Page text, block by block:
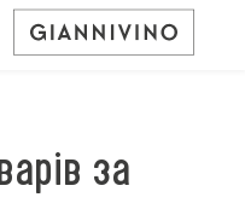
за